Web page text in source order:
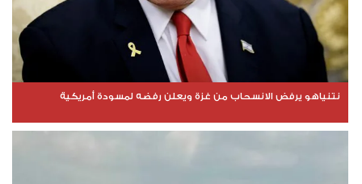
نتنياهو يرفض الانسحاب من غزة ويعلن رفضه لمسودة أمريكية